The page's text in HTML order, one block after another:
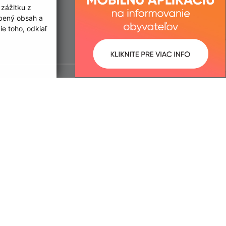
z
obsah a
toho, odkiaľ